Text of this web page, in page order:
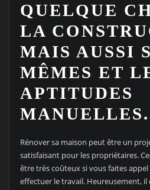
QUELQUE
LA
MAIS AUSSI
MÊMES ET
APTITUDES
Rénover sa maison peut être un
satisfaisant pour les propriétaires.
être très coûteux si vous faites
effectuer le travail. Heureusement,